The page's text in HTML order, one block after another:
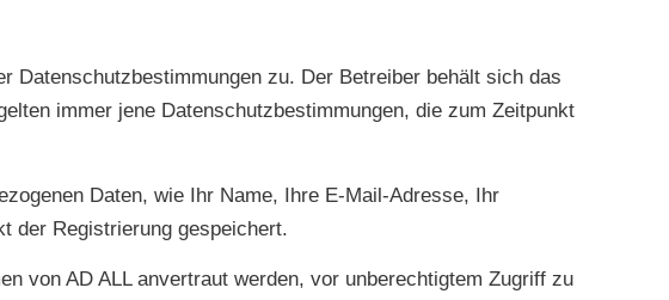
Datenschutzbestimmungen zu. Der Betreiber behält sich das
immer jene Datenschutzbestimmungen, die zum Zeitpunkt
Daten, wie Ihr Name, Ihre E-Mail-Adresse, Ihr
der Registrierung gespeichert.
von AD ALL anvertraut werden, vor unberechtigtem Zugriff zu